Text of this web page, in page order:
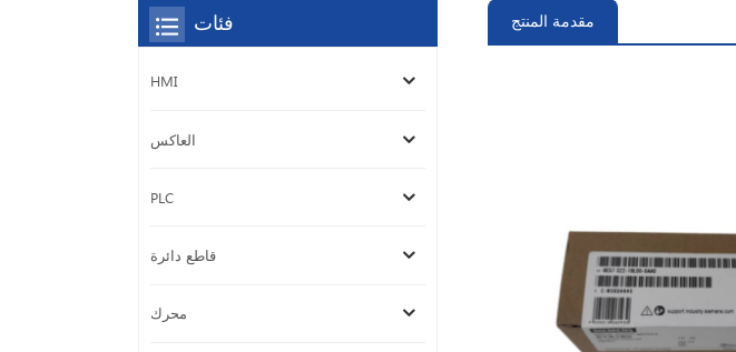
مقدمة المنتج فئات
HMI
العاكس
PLC
قاطع دائرة
محرك